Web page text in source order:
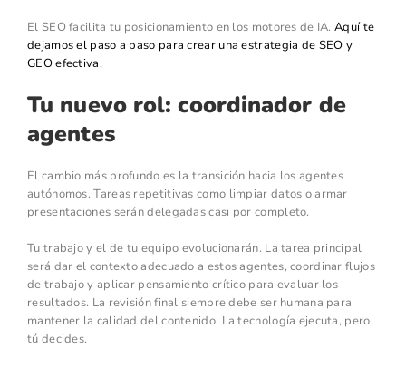
El SEO facilita tu posicionamiento en los motores de IA.Aquí te
dejamos el paso a paso para crear una estrategia de SEO y
GEO efectiva.
Tu nuevo rol: coordinador de
agentes
El cambio más profundo es la transición hacia los agentes
autónomos. Tareas repetitivas como limpiar datos o armar
presentaciones serán delegadas casi por completo.
Tu trabajo y el de tu equipo evolucionarán. La tarea principal
será dar el contexto adecuado a estos agentes, coordinar flujos
de trabajo y aplicar pensamiento crítico para evaluar los
resultados. La revisión final siempre debe ser humana para
mantener la calidad del contenido. La tecnología ejecuta, pero
tú decides.